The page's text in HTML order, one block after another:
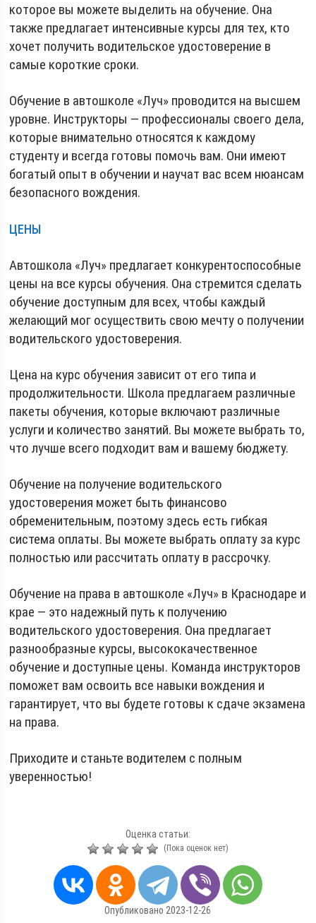
которое вы можете выделить на обучение. Она
также предлагает интенсивные курсы для тех, кто
хочет получить водительское удостоверение в
самые короткие сроки.
Обучение в автошколе «Луч» проводится на высшем
уровне. Инструкторы — профессионалы своего дела,
которые внимательно относятся к каждому
студенту и всегда готовы помочь вам. Они имеют
богатый опыт в обучении и научат вас всем нюансам
безопасного вождения.
ЦЕНЫ
Автошкола «Луч» предлагает конкурентоспособные
цены на все курсы обучения. Она стремится сделать
обучение доступным для всех, чтобы каждый
желающий мог осуществить свою мечту о получении
водительского удостоверения.
Цена на курс обучения зависит от его типа и
продолжительности. Школа предлагаем различные
пакеты обучения, которые включают различные
услуги и количество занятий. Вы можете выбрать то,
что лучше всего подходит вам и вашему бюджету.
Обучение на получение водительского
удостоверения может быть финансово
обременительным, поэтому здесь есть гибкая
система оплаты. Вы можете выбрать оплату за курс
полностью или рассчитать оплату в рассрочку.
Обучение на права в автошколе «Луч» в Краснодаре и
крае — это надежный путь к получению
водительского удостоверения. Она предлагает
разнообразные курсы, высококачественное
обучение и доступные цены. Команда инструкторов
поможет вам освоить все навыки вождения и
гарантирует, что вы будете готовы к сдаче экзамена
на права.
Приходите и станьте водителем с полным
уверенностью!
Оценка статьи:
(Пока оценок нет)
Опубликовано 2023-12-26